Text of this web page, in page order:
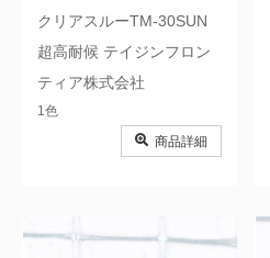
クリアスルーTM-30SUN
超高耐候 テイジンフロン
ティア株式会社
1色
商品詳細